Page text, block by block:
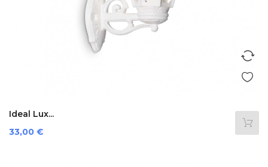
Ideal Lux...
Preis
33,00 €